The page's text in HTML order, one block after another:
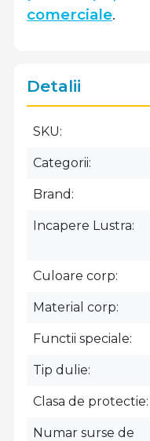
comerciale.
Detalii
SKU
Categorii
Brand
Incapere Lustra
Culoare corp
Material corp
Functii speciale
Tip dulie
Clasa de protectie
Numar surse de